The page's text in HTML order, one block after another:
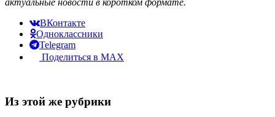
ВКонтакте
Одноклассники
Telegram
Поделиться в MAX
Из этой же рубрики